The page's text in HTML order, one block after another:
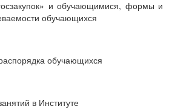
и обучающимися, формы и
обучающихся
обучающихся
в Институте